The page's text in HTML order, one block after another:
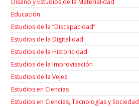
Educación
Estudios de la “Discapacidad”
Estudios de la Digitalidad
Estudios de la Historicidad
Estudios de la Improvisación
Estudios de la Vejez
Estudios en Ciencias
Estudios en Ciencias, Tecnologías y Sociedad